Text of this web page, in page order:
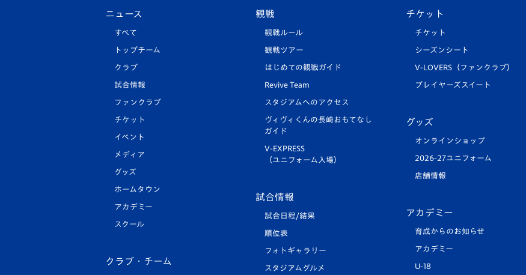
ニュース
すべて
トップチーム
クラブ
試合情報
ファンクラブ
チケット
イベント
メディア
グッズ
ホームタウン
アカデミー
スクール
クラブ・チーム
観戦
観戦ルール
観戦ツアー
はじめての観戦ガイド
Revive Team
スタジアムへのアクセス
ヴィヴィくんの長崎おもてなし
ガイド
V-EXPRESS
（ユニフォーム入場）
試合情報
試合日程/結果
順位表
フォトギャラリー
スタジアムグルメ
チケット
チケット
シーズンシート
V-LOVERS（ファンクラブ）
プレイヤーズスイート
グッズ
オンラインショップ
2026-27ユニフォーム
店舗情報
アカデミー
育成からのお知らせ
アカデミー
U-18